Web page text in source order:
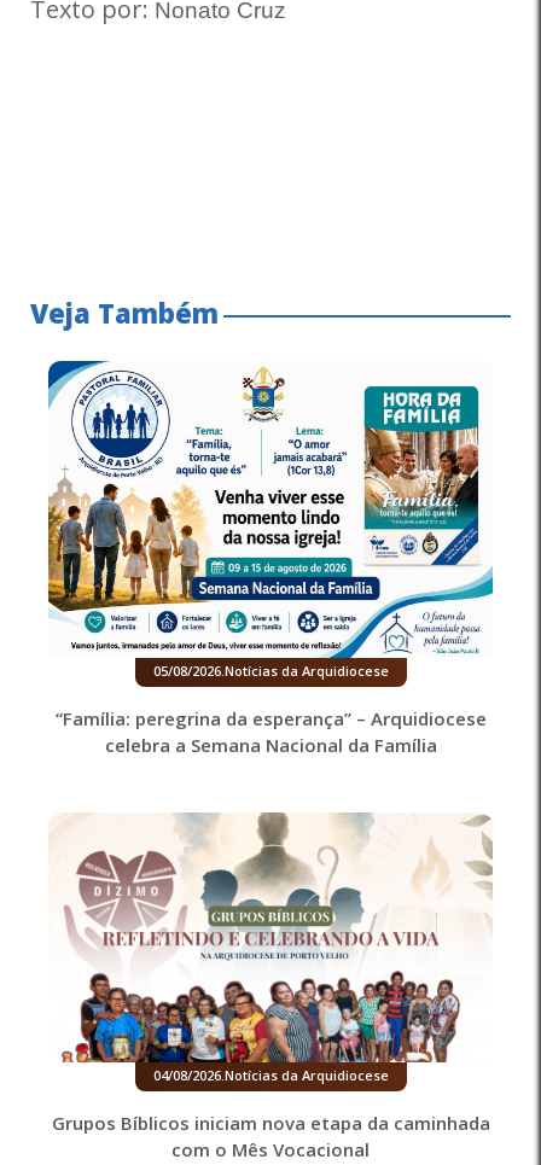
Texto por: Nonato Cruz
Veja Também
05/08/2026. Notícias da Arquidiocese
“Família: peregrina da esperança” – Arquidiocese
celebra a Semana Nacional da Família
04/08/2026. Notícias da Arquidiocese
Grupos Bíblicos iniciam nova etapa da caminhada
com o Mês Vocacional